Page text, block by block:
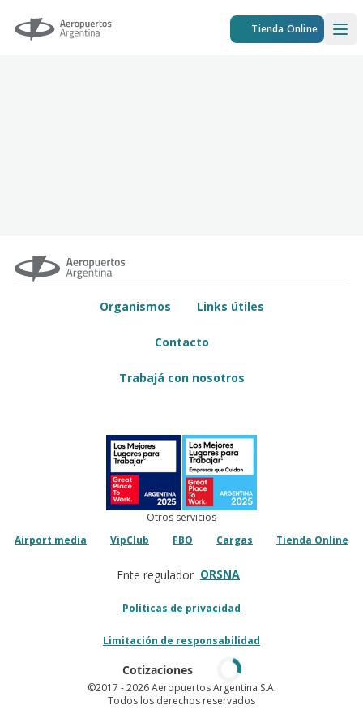
Aeropuertos Argentina Tienda Online
Organismos Links útiles
Contacto
Trabajá con nosotros
Otros servicios
Airport media
VipClub FBO Cargas Tienda Online
Ente regulador ORSNA
Políticas de privacidad
Limitación de responsabilidad
Cotizaciones
©2017 - 2026 Aeropuertos Argentina S.A.
Todos los derechos reservados